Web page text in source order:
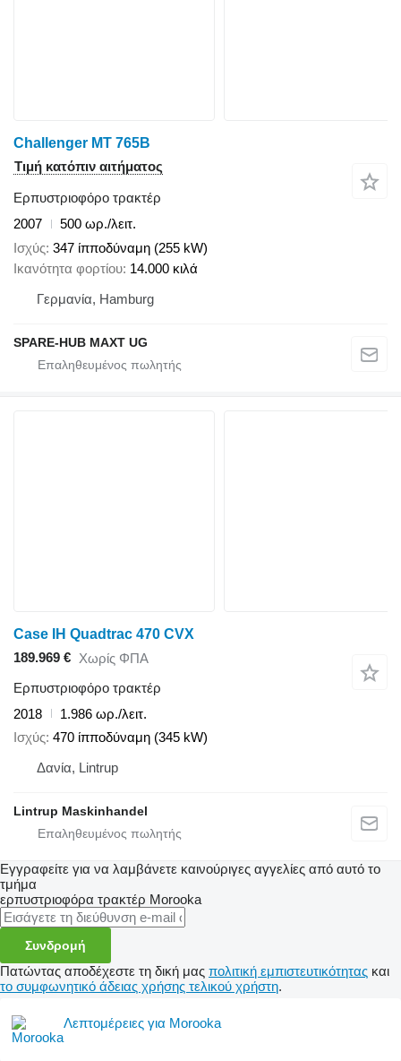
Challenger MT 765B
Τιμή κατόπιν αιτήματος
Ερπυστριοφόρο τρακτέρ
2007
500 ωρ./λειτ.
Ισχύς 347 ίπποδύναμη (255 kW)
Ικανότητα φορτίου 14.000 κιλά
Γερμανία, Hamburg
SPARE-HUB MAXT UG
Case IH Quadtrac 470 CVX
189.969 € Χωρίς ΦΠΑ
Ερπυστριοφόρο τρακτέρ
2018
1.986 ωρ./λειτ.
Ισχύς 470 ίπποδύναμη (345 kW)
Δανία, Lintrup
Lintrup Maskinhandel
Εγγραφείτε για να λαμβάνετε καινούριγες αγγελίες από αυτό το
τμήμα
ερπυστριοφόρα τρακτέρ Morooka
Συνδρομή
Πατώντας αποδέχεστε τη δική μας πολιτική εμπιστευτικότητας και
το συμφωνητικό άδειας χρήσης τελικού χρήστη.
Λεπτομέρειες για Morooka